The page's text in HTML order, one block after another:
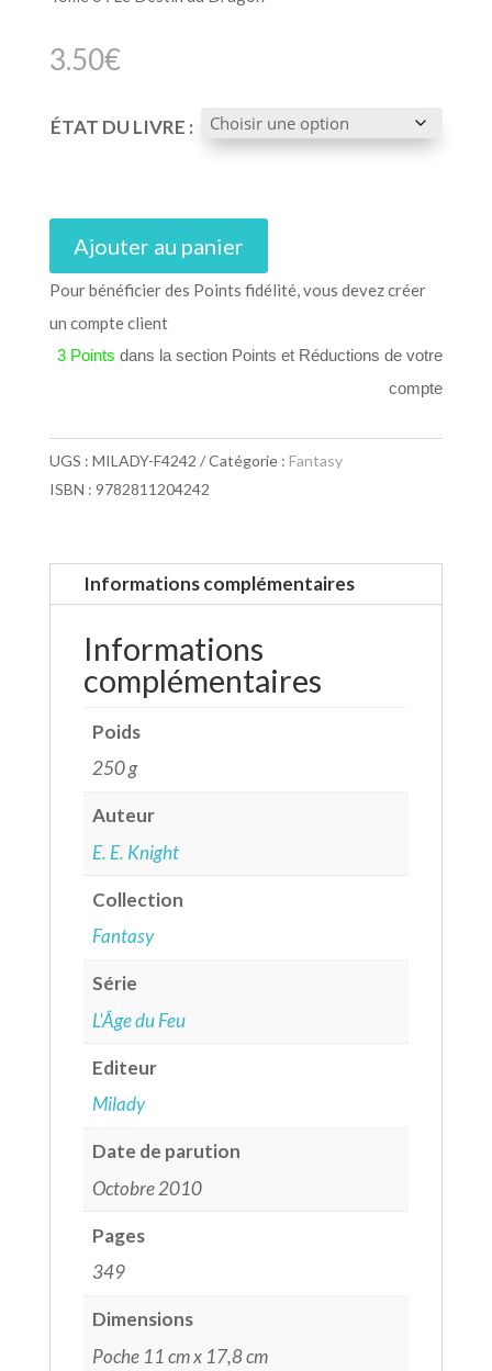
3.50€
ÉTAT DU LIVRE :
Ajouter au panier
Pour bénéficier des Points fidélité, vous devez créer
un compte client
3 Points dans la section Points et Réductions de votre
compte
UGS : MILADY-F4242 Catégorie : Fantasy
ISBN : 9782811204242
Informations complémentaires
Informations
complémentaires
Poids
250 g
Auteur
E. E. Knight
Collection
Fantasy
Série
L'Âge du Feu
Editeur
Milady
Date de parution
Octobre 2010
Pages
349
Dimensions
Poche 11 cm x 17,8 cm